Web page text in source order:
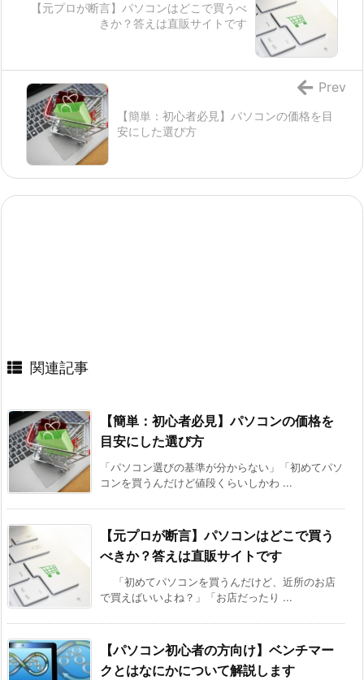
【元プロが断言】パソコンはどこで買うべ
きか？答えは直販サイトです
【簡単：初心者必見】パソコンの価格を目
安にした選び方
Prev
関連記事
【簡単：初心者必見】パソコンの価格を
目安にした選び方
「パソコン選びの基準が分からない」「初めてパソ
コンを買うんだけど値段くらいしかわ ...
【元プロが断言】パソコンはどこで買う
べきか？答えは直販サイトです
「初めてパソコンを買うんだけど、近所のお店
で買えばいいよね？」「お店だったり ...
【パソコン初心者の方向け】ベンチマー
クとはなにかについて解説します